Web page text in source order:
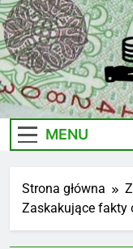
Skip
to
content
MENU
Strona główna
Zaskakujące fakty